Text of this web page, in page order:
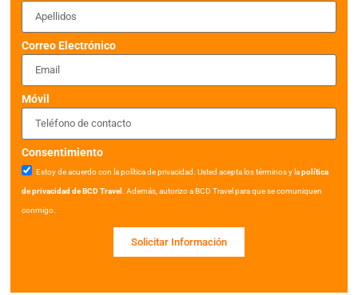
Correo Electrónico
Móvil
Consentimiento
Estoy de acuerdo con la política de privacidad. Usted acepta los términos y lapolítica
de privacidad de BCD Travel. Además, autorizo a BCD Travel para que se comuniquen
conmigo.
Solicitar Información